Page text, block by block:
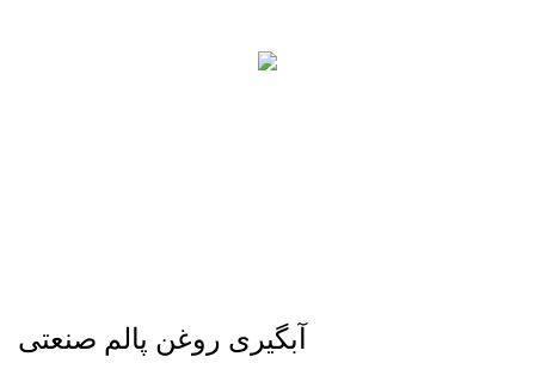
آبگیری روغن پالم صنعتی